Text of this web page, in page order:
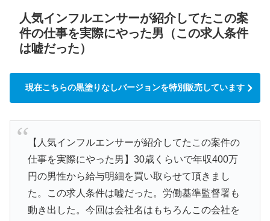
人気インフルエンサーが紹介してたこの案
件の仕事を実際にやった男（この求人条件
は嘘だった）
現在こちらの黒塗りなしバージョンを特別販売しています
【人気インフルエンサーが紹介してたこの案件の
仕事を実際にやった男】30歳くらいで年収400万
円の男性から給与明細を買い取らせて頂きまし
た。この求人条件は嘘だった。労働基準監督署も
動き出した。今回は会社名はもちろんこの会社を